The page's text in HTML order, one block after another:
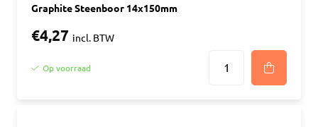
Graphite Steenboor 14x150mm
€4,27 incl. BTW
Op voorraad